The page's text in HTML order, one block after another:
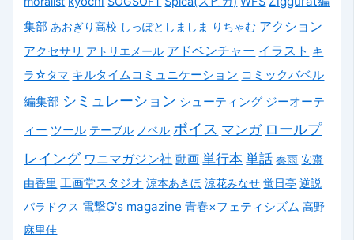
集部 あおぎり高校 しっぽとしましま りちゃむ アクション
アクセサリ アトリエメール アドベンチャー イラスト キ
ラ☆タマ キルタイムコミュニケーション コミックバベル
編集部 シミュレーション シューティング ジーオーテ
ィー ツール テーブル ノベル ボイス マンガ ロールプ
レイング ワニマガジン社 動画 単行本 単話 奏雨 安齋
由香里 工画堂スタジオ 涼本あきほ 涼花みなせ 蛍日亭 逆説
パラドクス 電撃G's magazine 青春×フェティシズム 高野
麻里佳